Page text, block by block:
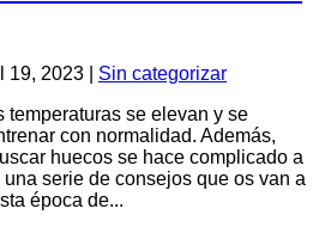
19, 2023
Sin categorizar
se elevan y se
con normalidad. Además,
huecos se hace complicado a
serie de consejos que os van a
época de...